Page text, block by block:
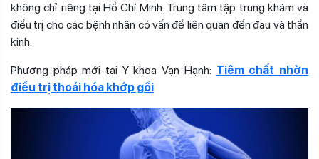
không chỉ riêng tại Hồ Chí Minh. Trung tâm tập trung khám và
điều trị cho các bệnh nhân có vấn đề liên quan đến đau và thần
kinh.
Phương pháp mới tại Y khoa Vạn Hạnh: Tiêm chất nhờn
điều trị thoái hóa khớp gối